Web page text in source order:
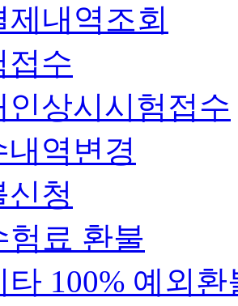
제내역조회
접수
인상시시험접수
내역변경
신청
험료 환불
타 100% 예외환